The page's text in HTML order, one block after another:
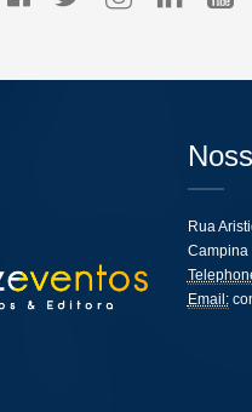
Rua
Campina
Email: